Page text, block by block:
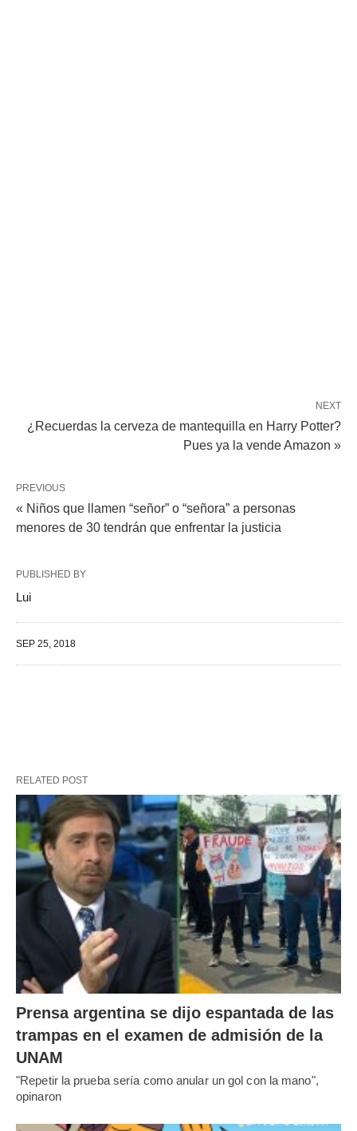
NEXT
¿Recuerdas la cerveza de mantequilla en Harry Potter?
Pues ya la vende Amazon »
PREVIOUS
« Niños que llamen “señor” o “señora” a personas
menores de 30 tendrán que enfrentar la justicia
PUBLISHED BY
Lui
SEP 25, 2018
RELATED POST
Prensa argentina se dijo espantada de las
trampas en el examen de admisión de la
UNAM
"Repetir la prueba sería como anular un gol con la mano",
opinaron